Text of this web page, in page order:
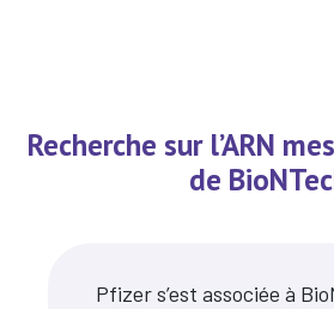
Recherche sur l’ARN
de
Pfizer s’est associée à